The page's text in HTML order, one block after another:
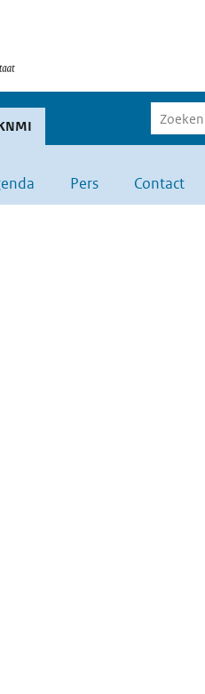
Pers Contact